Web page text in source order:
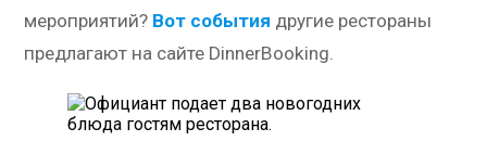
мероприятий? Вот события другие рестораны
предлагают на сайте DinnerBooking.